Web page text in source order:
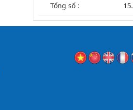
Tổng số :